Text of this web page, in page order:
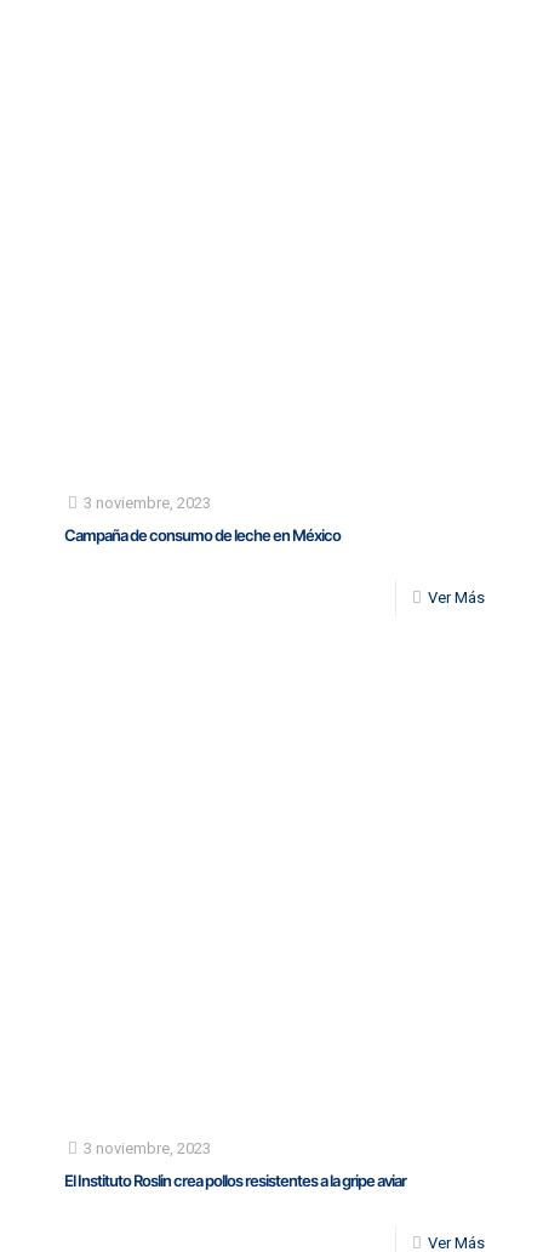
3 noviembre, 2023
Campaña de consumo de leche en México
Ver Más
3 noviembre, 2023
El Instituto Roslin crea pollos resistentes a la gripe aviar
Ver Más